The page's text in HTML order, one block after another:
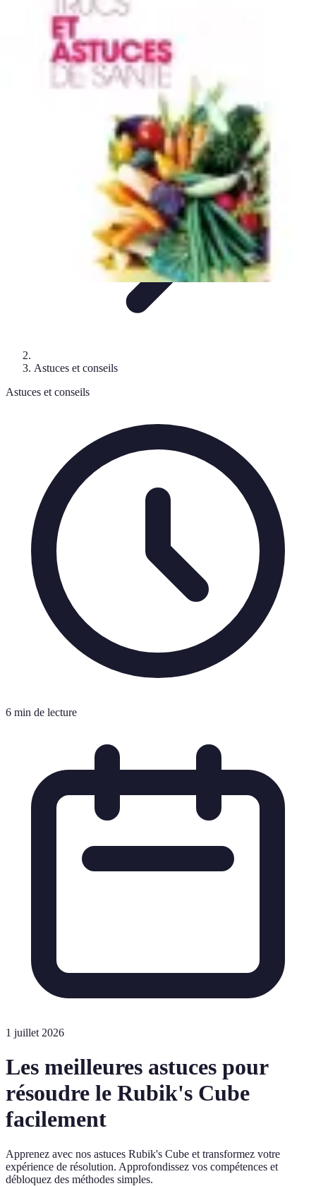
Apprendre Rubik Cube
Astuces et conseils
d'apprentissageMéthodes d'apprentissage
Apprendre Rubik Cube
Astuces et conseils
Astuces et conseils
6 min de lecture
1 juillet 2026
Les meilleures astuces pour
résoudre le Rubik's Cube
facilement
Apprenez avec nos astuces Rubik's Cube et transformez votre
expérience de résolution. Approfondissez vos compétences et
débloquez des méthodes simples.